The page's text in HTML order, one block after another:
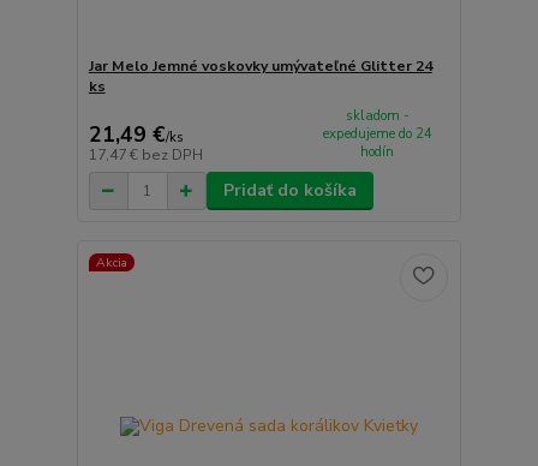
Jar Melo Jemné voskovky umývateľné Glitter 24
ks
21,49 €/ks
17,47 € bez DPH
skladom -
expedujeme do 24
hodín
Pridať do košíka
Akcia